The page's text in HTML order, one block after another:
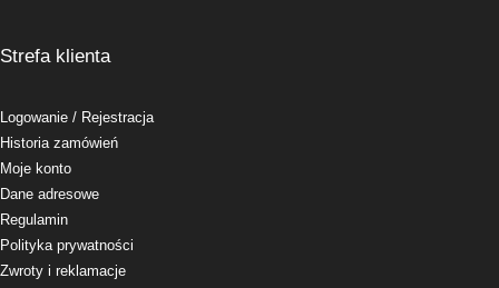
Strefa klienta
Logowanie / Rejestracja
Historia zamówień
Moje konto
Dane adresowe
Regulamin
Polityka prywatności
Zwroty i reklamacje